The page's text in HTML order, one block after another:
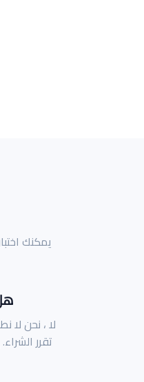
يمكنك
لا ، نحن لا
تقرر